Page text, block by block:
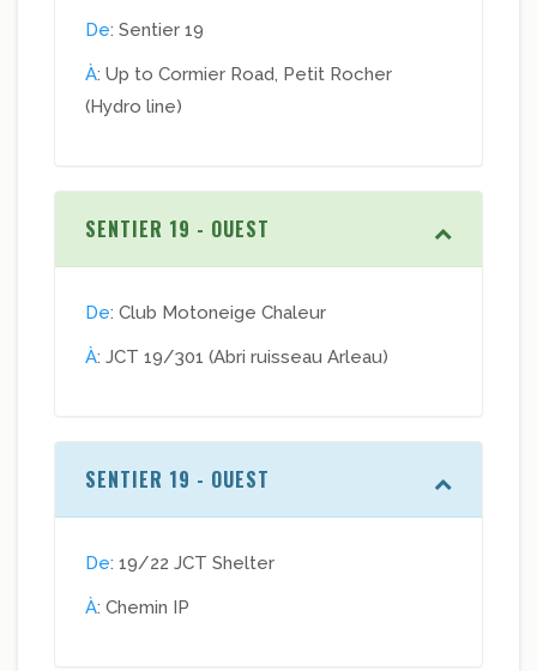
De: Sentier 19
À: Up to Cormier Road, Petit Rocher
(Hydro line)
SENTIER 19 - OUEST
De: Club Motoneige Chaleur
À: JCT 19/301 (Abri ruisseau Arleau)
SENTIER 19 - OUEST
De: 19/22 JCT Shelter
À: Chemin IP